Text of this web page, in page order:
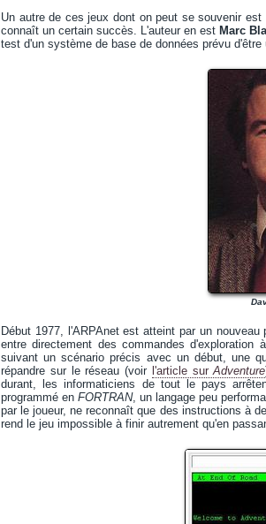
Un autre de ces jeux dont on peut se souvenir est
connaît un certain succès. L'auteur en est Marc
test d'un système de base de données prévu
Début 1977, l'ARPAnet est atteint par un
entre directement des commandes
suivant un scénario précis avec un début, une
répandre sur le réseau (voir l'article surAdventure
durant, les informaticiens de tout le pays
programmé en FORTRAN, un langage peu
par le joueur, ne reconnaît que des instructions à
rend le jeu impossible à finir autrement qu'en